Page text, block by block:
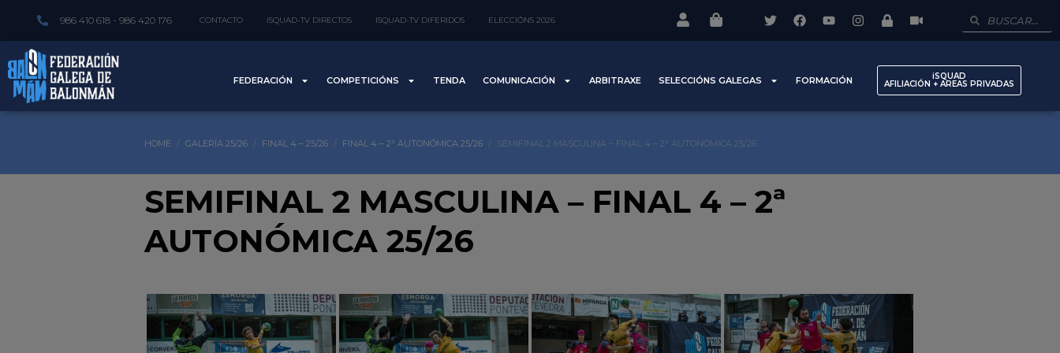
986 410 618 - 986 420 176 CONTACTO ISQUAD-TV DIRECTOS ISQUAD-TV DIFERIDOS ELECCIÓNS 2026
FEDERACIÓN COMPETICIÓNS TENDA COMUNICACIÓN ARBITRAXE SELECCIÓNS GALEGAS FORMACIÓN iSQUAD
AFILIACIÓN + AREAS PRIVADAS
HOME GALERÍA 25/26 FINAL 4 – 25/26 FINAL 4 – 2ª AUTONÓMICA 25/26 SEMIFINAL 2 MASCULINA – FINAL 4 – 2ª AUTONÓMICA 25/26
SEMIFINAL 2 MASCULINA – FINAL 4 – 2ª
AUTONÓMICA 25/26